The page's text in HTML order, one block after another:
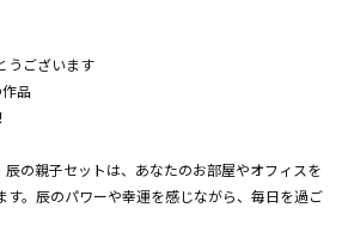
うございます
品
の親子セットは、あなたのお部屋やオフィスを
す。辰のパワーや幸運を感じながら、毎日を過ご